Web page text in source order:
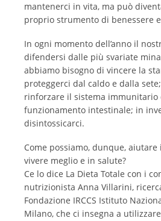
mantenerci in vita, ma può
proprio strumento di benessere
In ogni momento dell’anno il
difendersi dalle più svariate
abbiamo bisogno di vincere la
proteggerci dal caldo e dalla
rinforzare il sistema immunitario
funzionamento intestinale; in
disintossicarci.
Come possiamo, dunque,
vivere meglio e in salute?
Ce lo dice La Dieta Totale con i
nutrizionista Anna Villarini,
Fondazione IRCCS Istituto
Milano, che ci insegna a